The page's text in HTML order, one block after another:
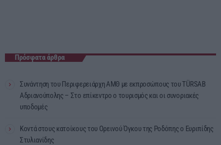
Πρόσφατα άρθρα
Συνάντηση του Περιφερειάρχη ΑΜΘ με εκπροσώπους του TÜRSAB
Αδριανούπολης – Στο επίκεντρο ο τουρισμός και οι συνοριακές
υποδομές
Κοντά στους κατοίκους του Ορεινού Όγκου της Ροδόπης ο Ευριπίδης
Στυλιανίδης